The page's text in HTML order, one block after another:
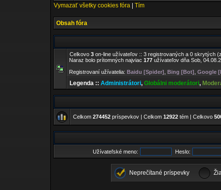
Vymazať všetky cookies fóra Tím
Obsah fóra
Celkovo 3 on-line užívateľov :: 3 registrovaných a 0 skrytých
Naraz bolo prítomných najviac 177 užívateľov dňa Sob,
Registrovaní užívatelia: Baidu [Spider] Bing [Bot] Google
Legenda :: Administrátori, Globálni moderátori,
Celkom 274452 príspevkov | Celkom 12922 tém | Celkovo
Užívateľské meno: Heslo:
Neprečítané príspevky